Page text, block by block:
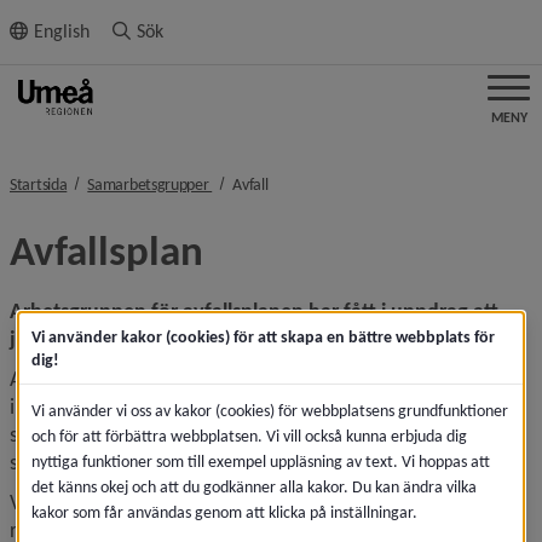
innehållet
English Sök
MENY
Startsida Samarbetsgrupper nivå i brödsmulenavigeringen
Avfallnivå i brödsmulenavigeringen
Avfallsplan
Arbetsgruppen för avfallsplanen har fått i uppdrag att
jobba gemensamt med avfallsplanens genomförande.
Arbetet med framtagandet genomfördes under 2019-2020
inkluderat utställning, politiska förankringen i nämnder,
styrelser och till sist beslut i respektive kommunfullmäktige
som planen kräver.
Vid en uppföljning av avfallsplanens arbete informerades
regionrådet även om det gemensamma arbetet med
Vi använder kakor (cookies) för att skapa en bättre webbplats för
dig!
Vi använder vi oss av kakor (cookies) för webbplatsens grundfunktioner
och för att förbättra webbplatsen. Vi vill också kunna erbjuda dig
nyttiga funktioner som till exempel uppläsning av text. Vi hoppas att
det känns okej och att du godkänner alla kakor. Du kan ändra vilka
kakor som får användas genom att klicka på inställningar.